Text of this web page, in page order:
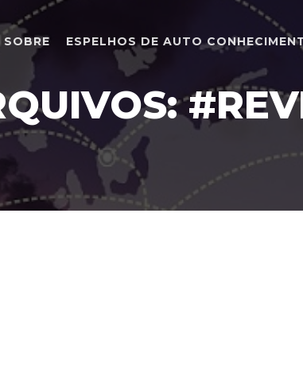
SOBRE ESPELHOS DE AUTO